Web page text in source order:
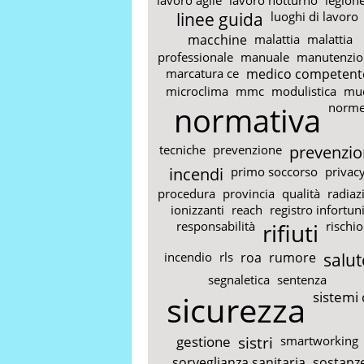
linee guida luoghi di lavoro
macchine malattia malattia
professionale manuale
marcatura ce medico
microclima mmc modulistica
normativa
tecniche prevenzione
incendi primo soccorso
procedura provincia qualità
ionizzanti reach registro infortuni
responsabilità rifiuti rischio
incendio rls roa rumore
segnaletica sentenza
sicurezza sistemi
gestione sistri smartworking